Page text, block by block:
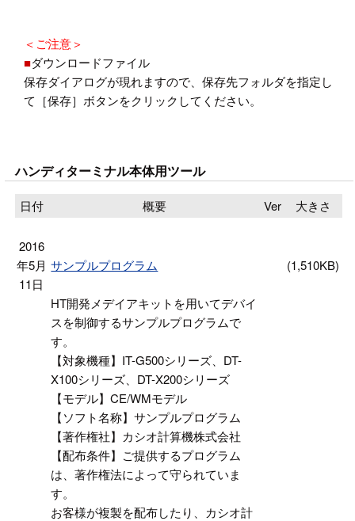
＜ご注意＞
■ダウンロードファイル
保存ダイアログが現れますので、保存先フォルダを指定し
て［保存］ボタンをクリックしてください。
ハンディターミナル本体用ツール
日付 概要 Ver 大きさ
2016
年5月
11日
サンプルプログラム (1,510KB)
HT開発メデイアキットを用いてデバイ
スを制御するサンプルプログラムで
す。
【対象機種】IT-G500シリーズ、DT-
X100シリーズ、DT-X200シリーズ
【モデル】CE/WMモデル
【ソフト名称】サンプルプログラム
【著作権社】カシオ計算機株式会社
【配布条件】ご提供するプログラム
は、著作権法によって守られていま
す。
お客様が複製を配布したり、カシオ計